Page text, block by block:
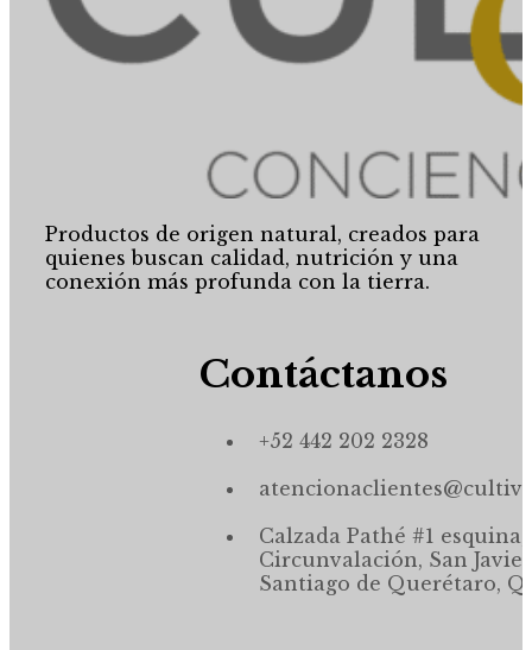
Productos de origen natural, creados para
quienes buscan calidad, nutrición y una
conexión más profunda con la tierra.
Contáctanos
+52 442 202 2328
Calzada Pathé #1 esquina,
Circunvalación, San
Santiago de Querétaro,